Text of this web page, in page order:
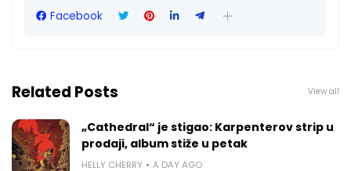
Facebook
Related Posts View all
„Cathedral“ je stigao: Karpenterov strip u
prodaji, album stiže u petak
HELLY CHERRY A DAY AGO